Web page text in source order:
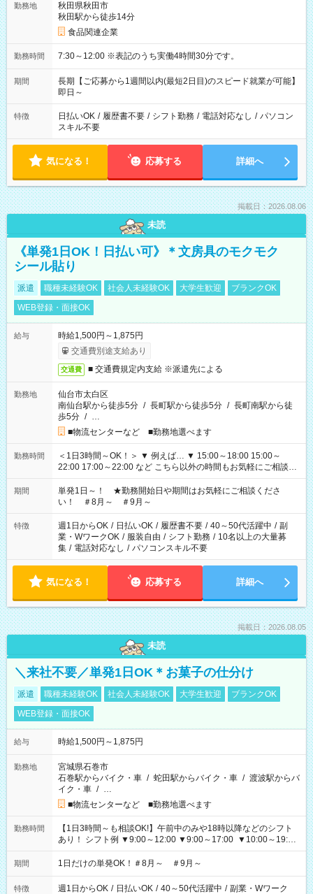
勤務地
秋田県秋田市
秋田駅から徒歩14分
食品関連企業
勤務時間 7:30～12:00 ※表記のうち実働4時間30分です。
期間
長期【ご応募から1週間以内(最短2日目)のスピード就業が可能】
即日～
特徴 日払いOK / 履歴書不要 / シフト勤務 / 電話対応なし / パソコン
スキル不要
気になる！ 応募する 詳細へ
掲載日：2026.08.06
未読
《単発1日OK！日払い可》＊文房具のモクモク
シール貼り
派遣 職種未経験OK 社会人未経験OK 大学生歓迎
ブランクOK
WEB登録・面接OK
給与
時給1,500円～1,875円
交通費別途支給あり
交通費 ■ 交通費規定内支給 ※派遣先による
勤務地
仙台市太白区
南仙台駅から徒歩5分 / 長町駅から徒歩5分 / 長町南駅から徒
歩5分 / …
■物流センターなど ■勤務地選べます
勤務時間
＜1日3時間～OK！＞ ▼ 例えば… ▼ 15:00～18:00 15:00～
22:00 17:00～22:00 など こちら以外の時間もお気軽にご相談く
ださい！
期間
単発1日～！ ★勤務開始日や期間はお気軽にご相談くださ
い！ ＃8月～ ＃9月～
特徴 週1日からOK / 日払いOK / 履歴書不要 / 40～50代活躍中 / 副
業・WワークOK / 服装自由 / シフト勤務 / 10名以上の大量募
集 / 電話対応なし / パソコンスキル不要
気になる！ 応募する 詳細へ
掲載日：2026.08.05
未読
＼来社不要／単発1日OK＊お菓子の仕分け
派遣 職種未経験OK 社会人未経験OK 大学生歓迎
ブランクOK
WEB登録・面接OK
給与 時給1,500円～1,875円
勤務地
宮城県石巻市
石巻駅からバイク・車 / 蛇田駅からバイク・車 / 渡波駅からバ
イク・車 / …
■物流センターなど ■勤務地選べます
勤務時間
【1日3時間～も相談OK!】午前中のみや18時以降などのシフト
あり！ シフト例 ▼9:00～12:00 ▼9:00～17:00 ▼10:00～19:00
▼18:00～21:00
期間 1日だけの単発OK！＃8月～ ＃9月～
特徴 週1日からOK / 日払いOK / 40～50代活躍中 / 副業・Wワーク